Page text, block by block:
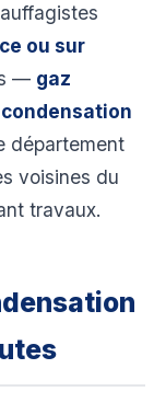
ou sur
— gaz
département
voisines du
travaux.